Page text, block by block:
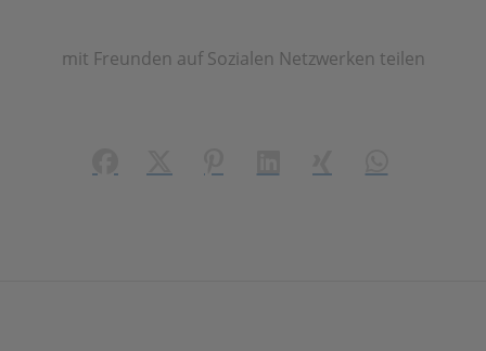
mit Freunden auf Sozialen Netzwerken teilen